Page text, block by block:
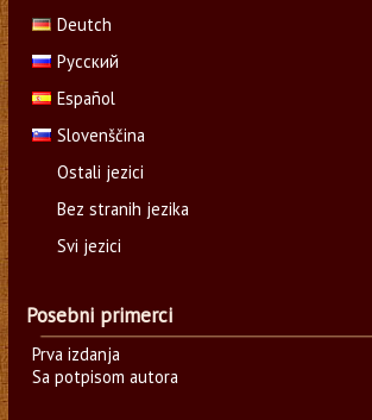
Deutch
Русский
Español
Slovenščina
Ostali jezici
Bez stranih jezika
Svi jezici
Posebni primerci
Prva izdanja
Sa potpisom autora